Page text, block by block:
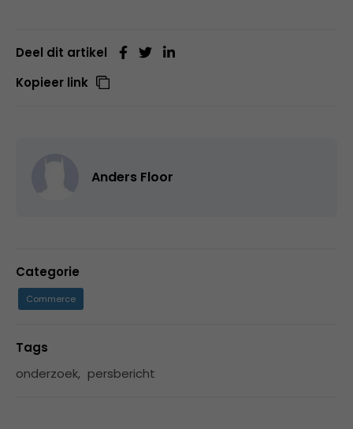
Deel dit artikel
Kopieer link
Anders Floor
Categorie
Commerce
Tags
onderzoek, persbericht